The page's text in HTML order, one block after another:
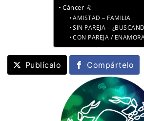
Cáncer ♌
AMISTAD – FAMILIA
SIN PAREJA –
CON PAREJA /
Publícalo Compártelo